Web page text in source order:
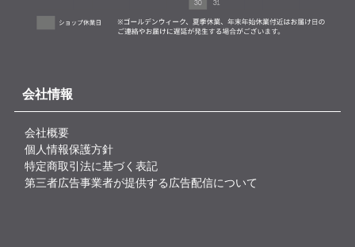
会社情報
会社概要
個人情報保護方針
特定商取引法に基づく表記
第三者広告事業者が提供する広告配信について